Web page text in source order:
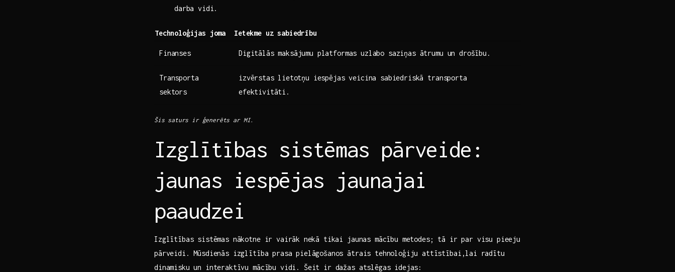
darba vidi.
Technoloģijas joma Ietekme uz sabiedrību
Finanses Digitālās maksājumu platformas uzlabo saziņas ātrumu un drošību.
Transporta
sektors
izvērstas ⁤lietotņu iespējas ‌veicina sabiedriskā transporta
efektivitāti.
Šis⁢ saturs ir ģenerēts ar MI.
Izglītības sistēmas‍ pārveide:⁣
jaunas‍ iespējas jaunajai
paaudzei
Izglītības sistēmas nākotne ir vairāk ⁣nekā tikai jaunas mācību metodes; tā ir par visu pieeju
pārveidi.‍ Mūsdienās izglītība prasa pielāgošanos ātrais tehnoloģiju attīstībai,lai⁤ radītu
dinamisku un interaktīvu mācību vidi. ‌Šeit ir dažas atslēgas idejas: